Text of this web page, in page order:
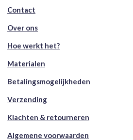
Contact
Over ons
Hoe werkt het?
Materialen
Betalingsmogelijkheden
Verzending
Klachten & retourneren
Algemene voorwaarden